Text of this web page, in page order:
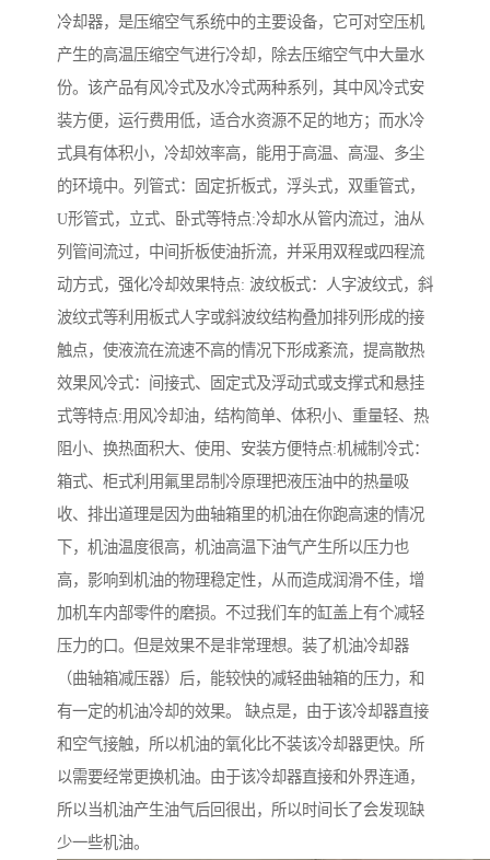
冷却器，是压缩空气系统中的主要设备，它可对空压机
产生的高温压缩空气进行冷却，除去压缩空气中大量水
份。该产品有风冷式及水冷式两种系列，其中风冷式安
装方便，运行费用低，适合水资源不足的地方；而水冷
式具有体积小，冷却效率高，能用于高温、高湿、多尘
的环境中。列管式：固定折板式，浮头式，双重管式，
U形管式，立式、卧式等特点:冷却水从管内流过，油从
列管间流过，中间折板使油折流，并采用双程或四程流
动方式，强化冷却效果特点: 波纹板式：人字波纹式，斜
波纹式等利用板式人字或斜波纹结构叠加排列形成的接
触点，使液流在流速不高的情况下形成紊流，提高散热
效果风冷式：间接式、固定式及浮动式或支撑式和悬挂
式等特点:用风冷却油，结构简单、体积小、重量轻、热
阻小、换热面积大、使用、安装方便特点:机械制冷式：
箱式、柜式利用氟里昂制冷原理把液压油中的热量吸
收、排出道理是因为曲轴箱里的机油在你跑高速的情况
下，机油温度很高，机油高温下油气产生所以压力也
高，影响到机油的物理稳定性，从而造成润滑不佳，增
加机车内部零件的磨损。不过我们车的缸盖上有个减轻
压力的口。但是效果不是非常理想。装了机油冷却器
（曲轴箱减压器）后，能较快的减轻曲轴箱的压力，和
有一定的机油冷却的效果。 缺点是，由于该冷却器直接
和空气接触，所以机油的氧化比不装该冷却器更快。所
以需要经常更换机油。由于该冷却器直接和外界连通，
所以当机油产生油气后回很出，所以时间长了会发现缺
少一些机油。